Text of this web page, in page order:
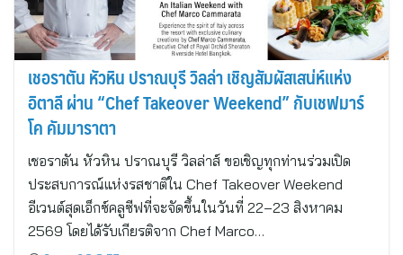
เชอราตัน หัวหิน ปราณบุรี วิลล่า เชิญสัมผัสเสน่ห์แห่ง
อิตาลี ผ่าน “Chef Takeover Weekend” กับเชฟมาร์
โค คัมมาราตา
เชอราตัน หัวหิน ปราณบุรี วิลล่าส์ ขอเชิญทุกท่านร่วมเปิด
ประสบการณ์แห่งรสชาติใน Chef Takeover Weekend
อีเวนต์สุดเอ็กซ์คลูซีฟที่จะจัดขึ้นในวันที่ 22–23 สิงหาคม
2569 โดยได้รับเกียรติจาก Chef Marco…